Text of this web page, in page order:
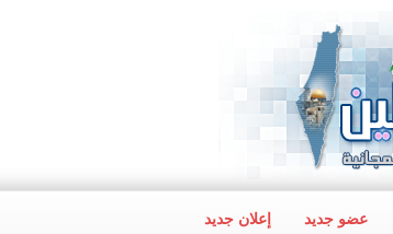
عضو جديد إعلان جديد